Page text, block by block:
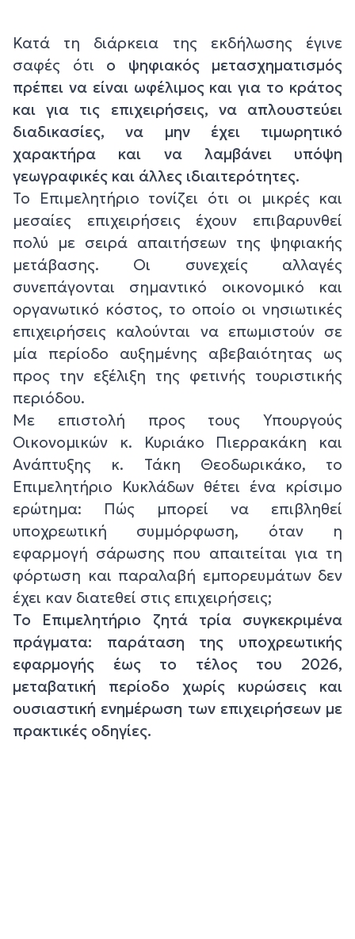
Κατά τη διάρκεια της εκδήλωσης έγινε
σαφές ότι ο ψηφιακός μετασχηματισμός
πρέπει να είναι ωφέλιμος και για το κράτος
και για τις επιχειρήσεις, να απλουστεύει
διαδικασίες, να μην έχει τιμωρητικό
χαρακτήρα και να λαμβάνει υπόψη
γεωγραφικές και άλλες ιδιαιτερότητες.
Το Επιμελητήριο τονίζει ότι οι μικρές και
μεσαίες επιχειρήσεις έχουν επιβαρυνθεί
πολύ με σειρά απαιτήσεων της ψηφιακής
μετάβασης. Οι συνεχείς αλλαγές
συνεπάγονται σημαντικό οικονομικό και
οργανωτικό κόστος, το οποίο οι νησιωτικές
επιχειρήσεις καλούνται να επωμιστούν σε
μία περίοδο αυξημένης αβεβαιότητας ως
προς την εξέλιξη της φετινής τουριστικής
περιόδου.
Με επιστολή προς τους Υπουργούς
Οικονομικών κ. Κυριάκο Πιερρακάκη και
Ανάπτυξης κ. Τάκη Θεοδωρικάκο, το
Επιμελητήριο Κυκλάδων θέτει ένα κρίσιμο
ερώτημα: Πώς μπορεί να επιβληθεί
υποχρεωτική συμμόρφωση, όταν η
εφαρμογή σάρωσης που απαιτείται για τη
φόρτωση και παραλαβή εμπορευμάτων δεν
έχει καν διατεθεί στις επιχειρήσεις;
Το Επιμελητήριο ζητά τρία συγκεκριμένα
πράγματα: παράταση της υποχρεωτικής
εφαρμογής έως το τέλος του 2026,
μεταβατική περίοδο χωρίς κυρώσεις και
ουσιαστική ενημέρωση των επιχειρήσεων με
πρακτικές οδηγίες.